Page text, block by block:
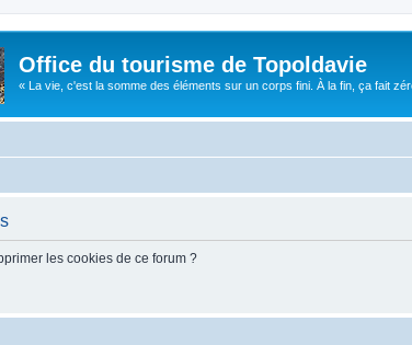
Office du tourisme de Topoldavie
« La vie, c'est la somme des éléments sur un corps fini. À la fin, ça fait
les cookies de ce forum ?